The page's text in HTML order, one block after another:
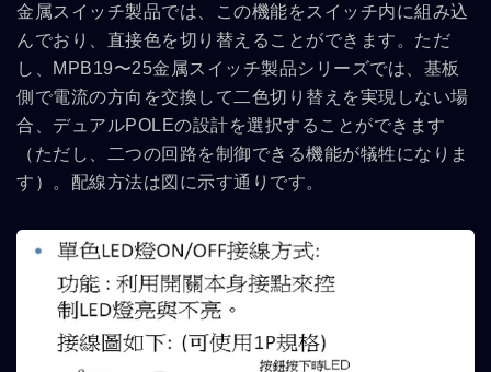
金属スイッチ製品では、この機能をスイッチ内に組み込
んでおり、直接色を切り替えることができます。ただ
し、MPB19〜25金属スイッチ製品シリーズでは、基板
側で電流の方向を交換して二色切り替えを実現しない場
合、デュアルPOLEの設計を選択することができます
（ただし、二つの回路を制御できる機能が犠牲になりま
す）。配線方法は図に示す通りです。